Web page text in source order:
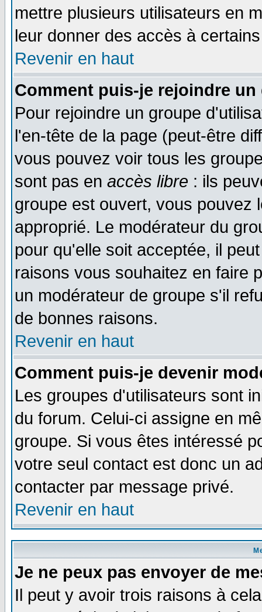
mettre plusieurs utilisateurs en
leur donner des accès à
Revenir en haut
Comment puis-je rejoindre
Pour rejoindre un groupe
l'en-tête de la page (peut-être
vous pouvez voir tous les
sont pas en accès libre : ils
groupe est ouvert, vous pouvez
approprié. Le modérateur du
pour qu'elle soit acceptée, il
raisons vous souhaitez en faire
un modérateur de groupe s'il
de bonnes raisons.
Revenir en haut
Comment puis-je devenir
Les groupes d'utilisateurs sont
du forum. Celui-ci assigne en
groupe. Si vous êtes intéressé
votre seul contact est donc un
contacter par message privé.
Revenir en haut
Je ne peux pas envoyer de
Il peut y avoir trois raisons à